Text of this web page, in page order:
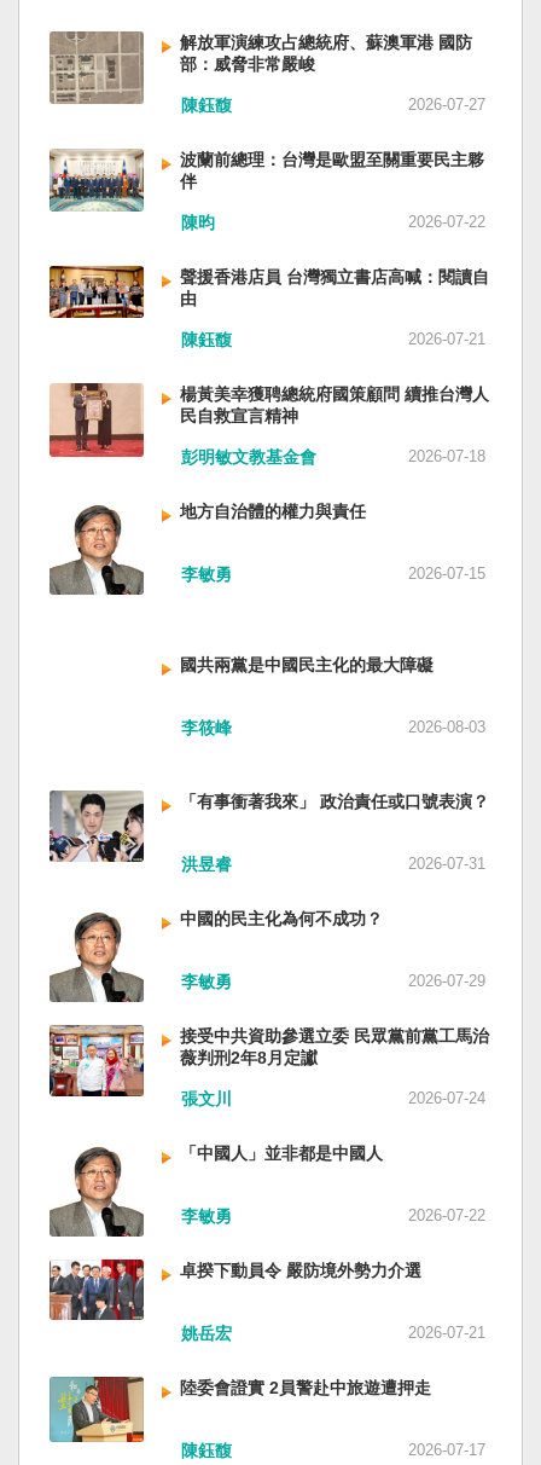
解放軍演練攻占總統府、蘇澳軍港 國防
部：威脅非常嚴峻
陳鈺馥 2026-07-27
波蘭前總理：台灣是歐盟至關重要民主夥
伴
陳昀 2026-07-22
聲援香港店員 台灣獨立書店高喊：閱讀自
由
陳鈺馥 2026-07-21
楊黃美幸獲聘總統府國策顧問 續推台灣人
民自救宣言精神
彭明敏文教基金會 2026-07-18
地方自治體的權力與責任
李敏勇 2026-07-15
國共兩黨是中國民主化的最大障礙
李筱峰 2026-08-03
「有事衝著我來」 政治責任或口號表演？
洪昱睿 2026-07-31
中國的民主化為何不成功？
李敏勇 2026-07-29
接受中共資助參選立委 民眾黨前黨工馬治
薇判刑2年8月定讞
張文川 2026-07-24
「中國人」並非都是中國人
李敏勇 2026-07-22
卓揆下動員令 嚴防境外勢力介選
姚岳宏 2026-07-21
陸委會證實 2員警赴中旅遊遭押走
陳鈺馥 2026-07-17